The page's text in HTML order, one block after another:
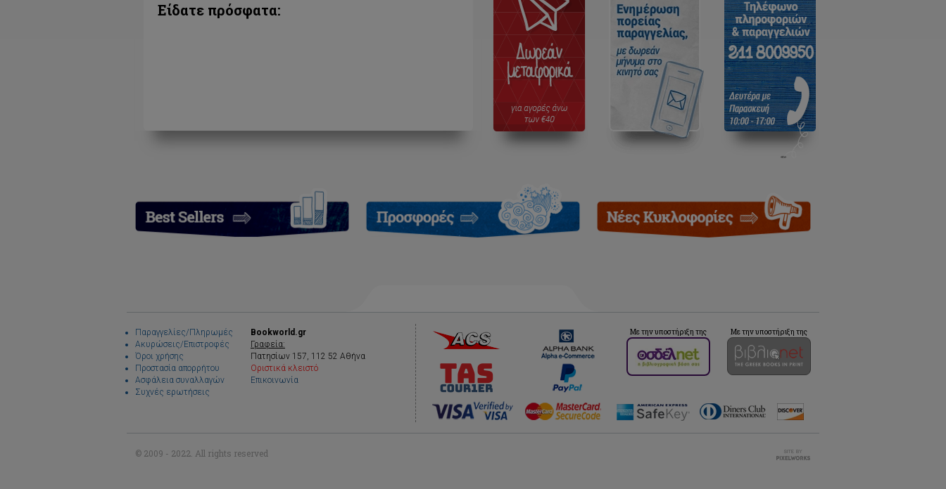
Είδατε πρόσφατα:
Παραγγελίες/Πληρωμές
Ακυρώσεις/Επιστροφές
Όροι χρήσης
Προστασία απορρήτου
Ασφάλεια συναλλαγών
Συχνές ερωτήσεις
Bookworld.gr
Γραφεία:
Πατησίων 157, 112 52 Αθήνα
Οριστικά κλειστό
Επικοινωνία
Με την υποστήριξη της Με την υποστήριξη της
© 2009 - 2022. All rights reserved